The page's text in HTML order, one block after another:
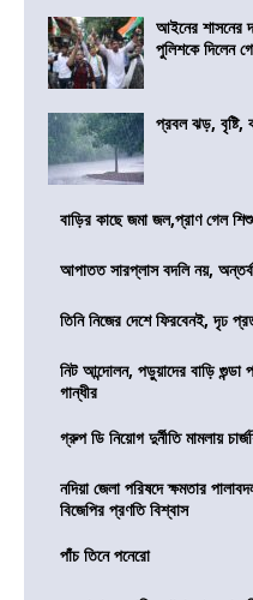
আইনের শাসনের
পুলিশকে দিলেন
প্রবল ঝড়, বৃষ্টি,
বাড়ির কাছে জমা জল,প্রাণ গেল
আপাতত সারপ্লাস বদলি নয়,
তিনি নিজের দেশে ফিরবেনই, দৃঢ
নিট আন্দোলন, পড়ুয়াদের বাড়ি গুন্ডা
গান্ধীর
গ্রুপ ডি নিয়োগ দুর্নীতি মামলায়
নদিয়া জেলা পরিষদে ক্ষমতার
বিজেপির প্রণতি বিশ্বাস
পাঁচ তিনে পনেরো